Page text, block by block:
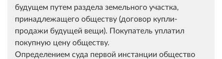
будущем путем раздела земельного участка,
принадлежащего обществу (договор купли-
продажи будущей вещи). Покупатель уплатил
покупную цену обществу.
Определением суда первой инстанции общество